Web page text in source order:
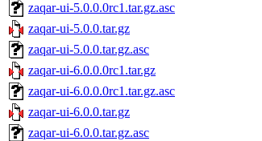
zaqar-ui-5.0.0.0rc1.tar.gz.asc
zaqar-ui-5.0.0.tar.gz
zaqar-ui-5.0.0.tar.gz.asc
zaqar-ui-6.0.0.0rc1.tar.gz
zaqar-ui-6.0.0.0rc1.tar.gz.asc
zaqar-ui-6.0.0.tar.gz
zaqar-ui-6.0.0.tar.gz.asc